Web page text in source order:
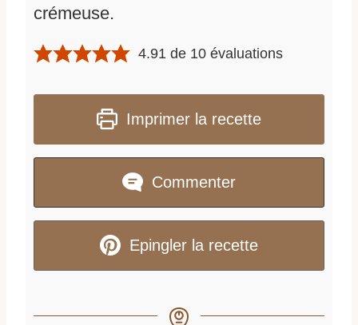
crémeuse.
4.91 de 10 évaluations
Imprimer la recette
Commenter
Epingler la recette